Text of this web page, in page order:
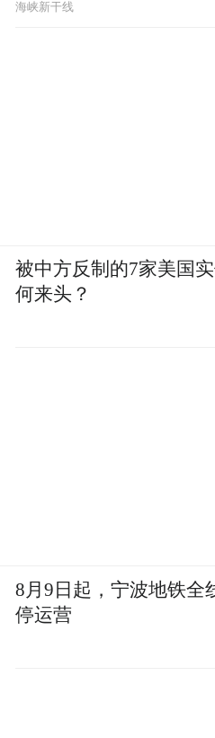
海峡新干线
被中方反制的7家美国
何来头？
8月9日起，宁波地铁全
停运营